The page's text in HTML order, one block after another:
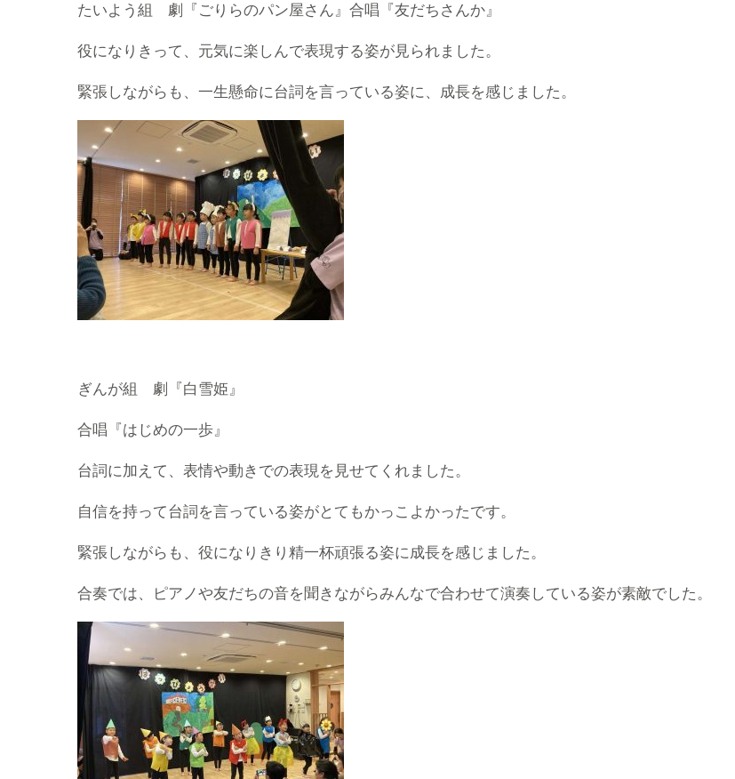
たいよう組 劇『ごりらのパン屋さん』合唱『友だちさんか』
役になりきって、元気に楽しんで表現する姿が見られました。
緊張しながらも、一生懸命に台詞を言っている姿に、成長を感じました。
ぎんが組 劇『白雪姫』
合唱『はじめの一歩』
台詞に加えて、表情や動きでの表現を見せてくれました。
自信を持って台詞を言っている姿がとてもかっこよかったです。
緊張しながらも、役になりきり精一杯頑張る姿に成長を感じました。
合奏では、ピアノや友だちの音を聞きながらみんなで合わせて演奏している姿が素敵でした。